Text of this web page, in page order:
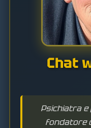
Chat
Psichiatra
fondatore